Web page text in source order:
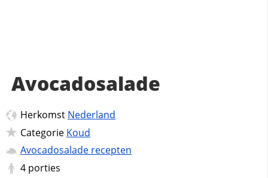
Avocadosalade
Herkomst Nederland
Categorie Koud
Avocadosalade recepten
4 porties